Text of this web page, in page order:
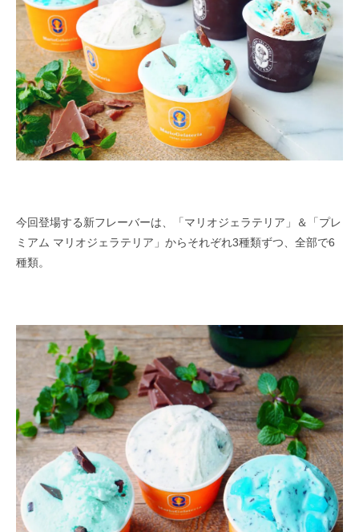
今回登場する新フレーバーは、「マリオジェラテリア」＆「プレ
ミアム マリオジェラテリア」からそれぞれ3種類ずつ、全部で6
種類。